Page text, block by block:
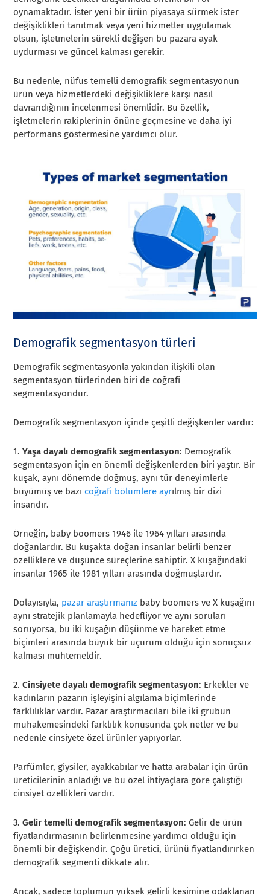
oynamaktadır. İster yeni bir ürün piyasaya sürmek ister
değişiklikleri tanıtmak veya yeni hizmetler uygulamak
olsun, işletmelerin sürekli değişen bu pazara ayak
uydurması ve güncel kalması gerekir.
Bu nedenle, nüfus temelli demografik segmentasyonun
ürün veya hizmetlerdeki değişikliklere karşı nasıl
davrandığının incelenmesi önemlidir. Bu özellik,
işletmelerin rakiplerinin önüne geçmesine ve daha iyi
performans göstermesine yardımcı olur.
Demografik segmentasyon türleri
Demografik segmentasyonla yakından ilişkili olan
segmentasyon türlerinden biri de coğrafi
segmentasyondur.
Demografik segmentasyon içinde çeşitli değişkenler vardır:
1.Yaşa dayalı demografik segmentasyon: Demografik
segmentasyon için en önemli değişkenlerden biri yaştır. Bir
kuşak, aynı dönemde doğmuş, aynı tür deneyimlerle
büyümüş ve bazı coğrafi bölümlere ayrılmış bir dizi
insandır.
Örneğin, baby boomers 1946 ile 1964 yılları arasında
doğanlardır. Bu kuşakta doğan insanlar belirli benzer
özelliklere ve düşünce süreçlerine sahiptir. X kuşağındaki
insanlar 1965 ile 1981 yılları arasında doğmuşlardır.
Dolayısıyla, pazar araştırmanız baby boomers ve X kuşağını
aynı stratejik planlamayla hedefliyor ve aynı soruları
soruyorsa, bu iki kuşağın düşünme ve hareket etme
biçimleri arasında büyük bir uçurum olduğu için sonuçsuz
kalması muhtemeldir.
2.Cinsiyete dayalı demografik segmentasyon: Erkekler ve
kadınların pazarın işleyişini algılama biçimlerinde
farklılıklar vardır. Pazar araştırmacıları bile iki grubun
muhakemesindeki farklılık konusunda çok netler ve bu
nedenle cinsiyete özel ürünler yapıyorlar.
Parfümler, giysiler, ayakkabılar ve hatta arabalar için ürün
üreticilerinin anladığı ve bu özel ihtiyaçlara göre çalıştığı
cinsiyet özellikleri vardır.
3.Gelir temelli demografik segmentasyon: Gelir de ürün
fiyatlandırmasının belirlenmesine yardımcı olduğu için
önemli bir değişkendir. Çoğu üretici, ürünü fiyatlandırırken
demografik segmenti dikkate alır.
Ancak, sadece toplumun yüksek gelirli kesimine odaklanan